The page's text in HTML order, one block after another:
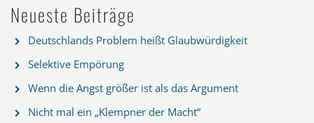
Neueste Beiträge
Deutschlands Problem heißt Glaubwürdigkeit
Selektive Empörung
Wenn die Angst größer ist als das Argument
Nicht mal ein „Klempner der Macht“